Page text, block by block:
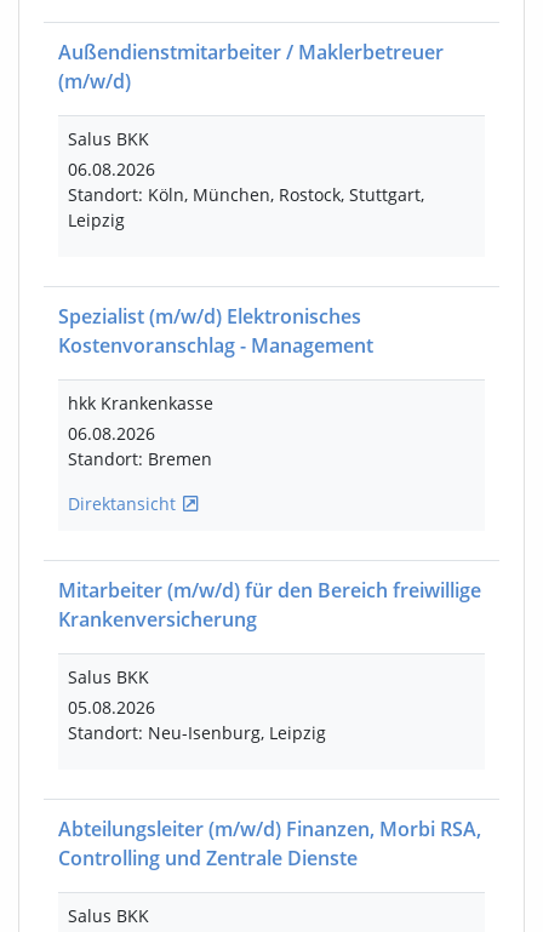
Außendienstmitarbeiter / Maklerbetreuer
(m/w/d)
Salus BKK
06.08.2026
Standort: Köln, München, Rostock, Stuttgart,
Leipzig
Spezialist(m/w/d) Elektronisches
Kostenvoranschlag - Management
hkk Krankenkasse
06.08.2026
Standort: Bremen
Direktansicht
Mitarbeiter(m/w/d)für den Bereich freiwillige
Krankenversicherung
Salus BKK
05.08.2026
Standort: Neu-Isenburg, Leipzig
Abteilungsleiter(m/w/d) Finanzen, Morbi RSA,
Controlling und Zentrale Dienste
Salus BKK